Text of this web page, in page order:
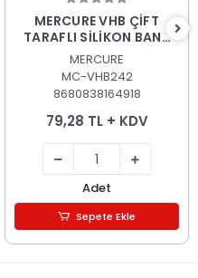
Sepete Ekle
MERCURE VHB ÇİFT
TARAFLI SİLİKON BANT
24mm.x2Mt.
MERCURE
MC-VHB242
8680838164918
79,28 TL + KDV
Adet
Sepete Ekle